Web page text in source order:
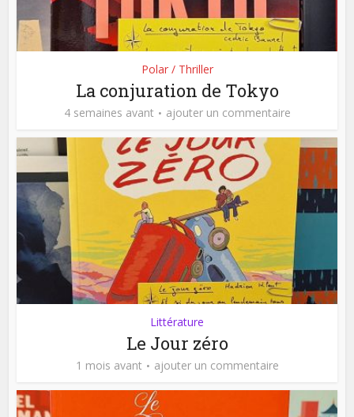
Polar / Thriller
La conjuration de Tokyo
4 semaines avant ajouter un commentaire
Littérature
Le Jour zéro
1 mois avant ajouter un commentaire